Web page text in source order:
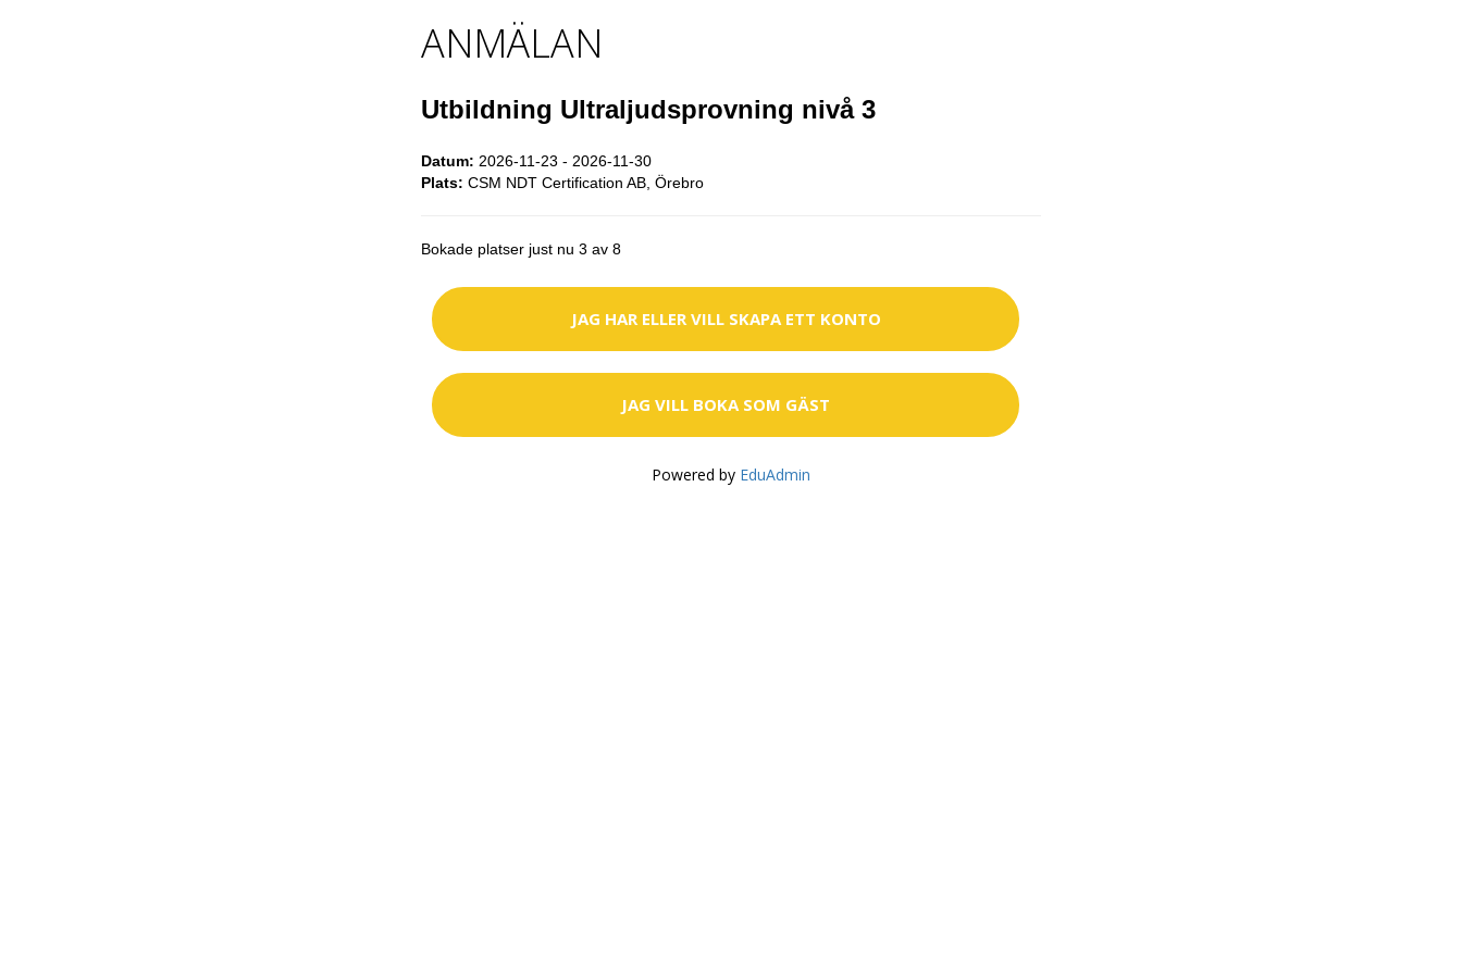
ANMÄLAN
Utbildning Ultraljudsprovning nivå 3
Datum: 2026-11-23 - 2026-11-30
Plats: CSM NDT Certification AB, Örebro
Bokade platser just nu 3 av 8
JAG HAR ELLER VILL SKAPA ETT KONTO
JAG VILL BOKA SOM GÄST
Powered by EduAdmin